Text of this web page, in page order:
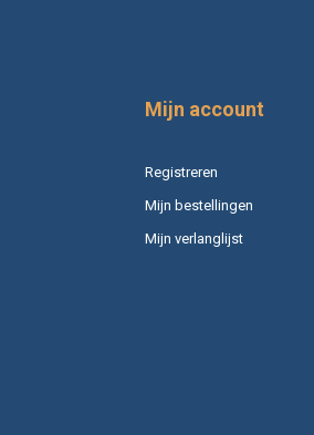
Mijn account
Registreren
Mijn bestellingen
Mijn verlanglijst